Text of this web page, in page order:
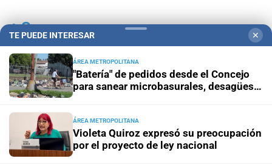
+Sucesos
TE PUEDE INTERESAR ✕
ÁREA METROPOLITANA
"Batería" de pedidos desde el Concejo
para sanear microbasurales, desagües y
ÁREA METROPOLITANA
Violeta Quiroz expresó su preocupación
por el proyecto de ley nacional